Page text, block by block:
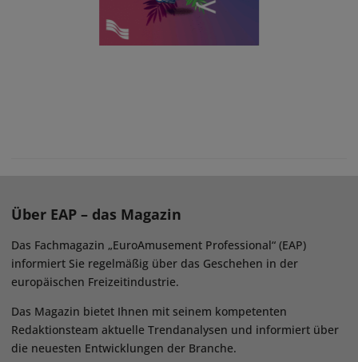
Über EAP – das Magazin
Das Fachmagazin „EuroAmusement Professional“ (EAP)
informiert Sie regelmäßig über das Geschehen in der
europäischen Freizeitindustrie.
Das Magazin bietet Ihnen mit seinem kompetenten
Redaktionsteam aktuelle Trendanalysen und informiert über
die neuesten Entwicklungen der Branche.